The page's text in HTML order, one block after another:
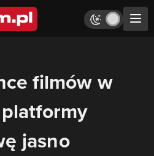
filmów w
jasno